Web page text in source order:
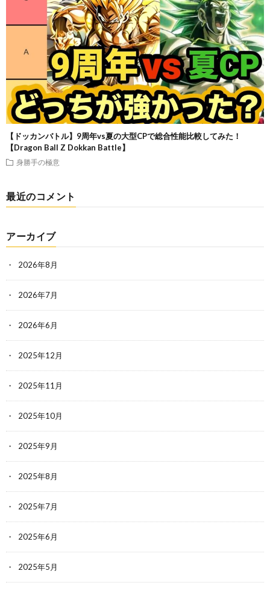
【ドッカンバトル】9周年vs夏の大型CPで総合性能比較してみた！
【Dragon Ball Z Dokkan Battle】
身勝手の極意
最近のコメント
アーカイブ
2026年8月
2026年7月
2026年6月
2025年12月
2025年11月
2025年10月
2025年9月
2025年8月
2025年7月
2025年6月
2025年5月